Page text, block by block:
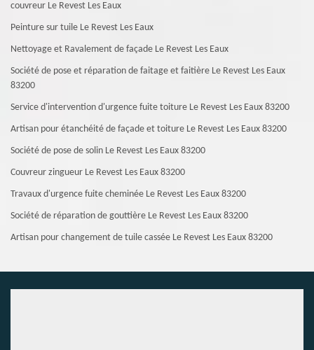
couvreur Le Revest Les Eaux
Peinture sur tuile Le Revest Les Eaux
Nettoyage et Ravalement de façade Le Revest Les Eaux
Société de pose et réparation de faitage et faitière Le Revest Les Eaux
83200
Service d'intervention d'urgence fuite toiture Le Revest Les Eaux 83200
Artisan pour étanchéité de façade et toiture Le Revest Les Eaux 83200
Société de pose de solin Le Revest Les Eaux 83200
Couvreur zingueur Le Revest Les Eaux 83200
Travaux d'urgence fuite cheminée Le Revest Les Eaux 83200
Société de réparation de gouttière Le Revest Les Eaux 83200
Artisan pour changement de tuile cassée Le Revest Les Eaux 83200